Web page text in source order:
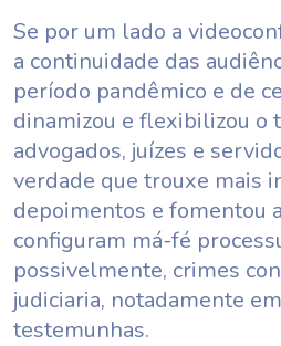
Se por um lado a
a continuidade das
período pandêmico e de
dinamizou e flexibilizou o
advogados, juízes e
verdade que trouxe mais
depoimentos e fomentou
configuram má-fé
possivelmente, crimes
judiciaria, notadamente
testemunhas.